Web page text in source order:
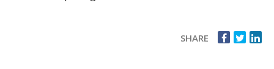
SHARE